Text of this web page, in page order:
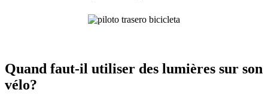
Quand faut-il utiliser des lumières sur son
vélo?